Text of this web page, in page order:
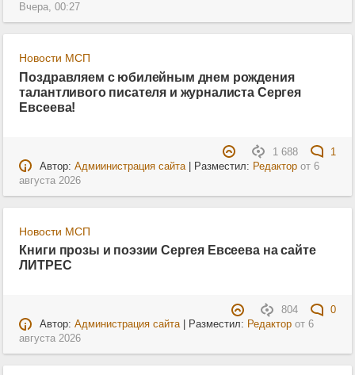
Вчера, 00:27
Новости МСП
Поздравляем с юбилейным днем рождения
талантливого писателя и журналиста Сергея
Евсеева!
1 688
1
Автор: Адмиинистрация сайта| Разместил: Редакторот 6
августа 2026
Новости МСП
Книги прозы и поэзии Сергея Евсеева на сайте
ЛИТРЕС
804
0
Автор: Администрация сайта| Разместил: Редакторот 6
августа 2026